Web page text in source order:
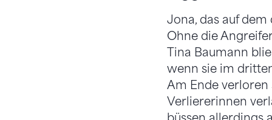
Jona, das auf
Ohne die
Tina Baumann
wenn sie im
Am Ende verloren
Verliererinnen